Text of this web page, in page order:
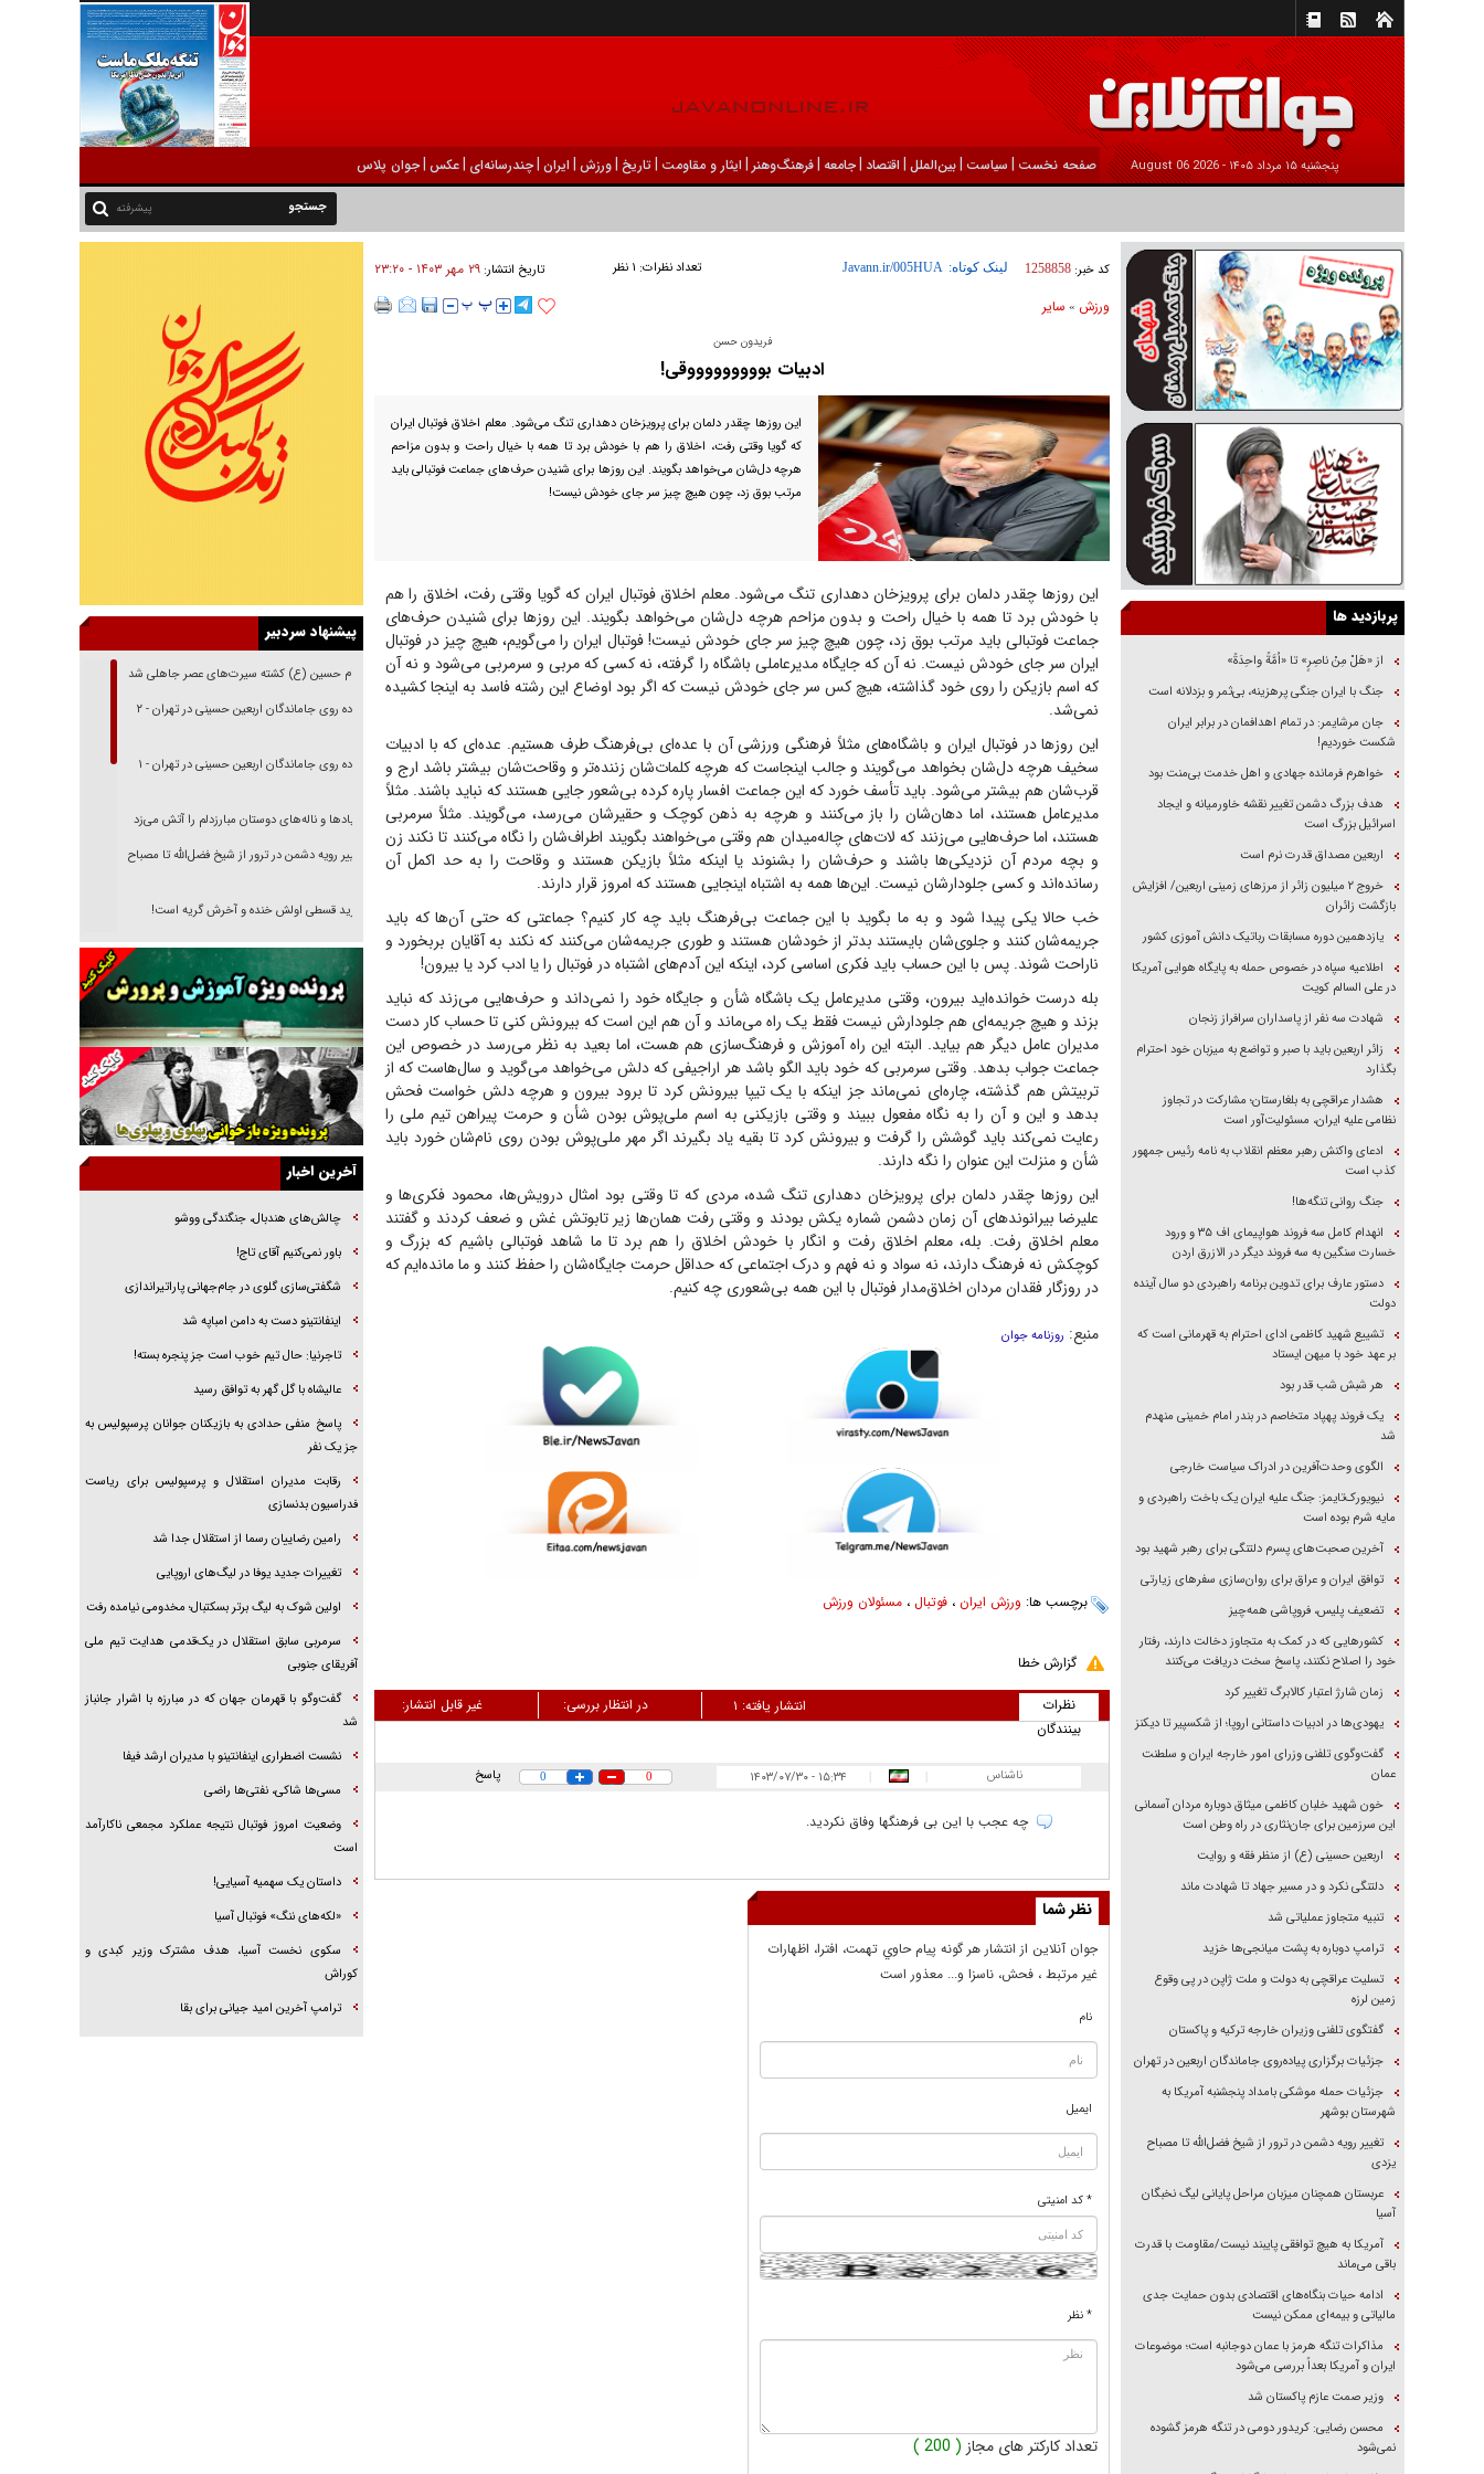
پنجشنبه ۱۵ مرداد ۱۴۰۵ - 2026 August 06 صفحه نخست | سیاست |بين‌الملل | اقتصاد |جامعه |فرهنگ‌و‌هنر | ایثار و مقاومت |تاریخ |ورزش | ايران |چندرسانه‌ای |عکس |جوان پلاس
پیشرفته
کد خبر: 1258858 لینک کوتاه: تعداد نظرات: ۱ نظر تاریخ انتشار:۲۹ مهر ۱۴۰۳ - ۲۳:۲۰
ورزش » ساير
فریدون حسن
ادبیات بوووووووووقی!
این روز‌ها چقدر دلمان برای پرویزخان دهداری تنگ می‌شود. معلم اخلاق فوتبال ایران
که گویا وقتی رفت، اخلاق را هم با خودش برد تا همه با خیال راحت و بدون مزاحم
هرچه دل‌شان می‌خواهد بگویند. این روز‌ها برای شنیدن حرف‌های جماعت فوتبالی باید
مرتب بوق زد، چون هیچ چیز سر جای خودش نیست!
این روز‌ها چقدر دلمان برای پرویزخان دهداری تنگ می‌شود. معلم اخلاق فوتبال ایران که گویا وقتی رفت، اخلاق را هم
با خودش برد تا همه با خیال راحت و بدون مزاحم هرچه دل‌شان می‌خواهد بگویند. این روز‌ها برای شنیدن حرف‌های
جماعت فوتبالی باید مرتب بوق زد، چون هیچ چیز سر جای خودش نیست! فوتبال ایران را می‌گویم، هیچ چیز در فوتبال
ایران سر جای خودش نیست. نه آن که جایگاه مدیرعاملی باشگاه را گرفته، نه کسی که مربی و سرمربی می‌شود و نه آن
که اسم بازیکن را روی خود گذاشته، هیچ کس سر جای خودش نیست که اگر بود اوضاع این رشته فاسد به اینجا کشیده
نمی‌شد.
این روز‌ها در فوتبال ایران و باشگاه‌های مثلاً فرهنگی ورزشی آن با عده‌ای بی‌فرهنگ طرف هستیم. عده‌ای که با ادبیات
سخیف هرچه د‌ل‌شان بخواهد می‌گویند و جالب اینجاست که هرچه کلمات‌شان زننده‌تر و وقاحت‌شان بیشتر باشد ارج و
قرب‌شان هم بیشتر می‌شود. باید تأسف خورد که این جماعت افسار پاره کرده بی‌شعور جایی هستند که نباید باشند. مثلاً
مدیرعامل هستند، اما دهان‌شان را باز می‌کنند و هرچه به ذهن کوچک و حقیرشان می‌رسد، می‌گویند. مثلاً سرمربی
هستند، اما حرف‌هایی می‌زنند که لات‌های چاله‌میدان هم وقتی می‌خواهند بگویند اطراف‌شان را نگاه می‌کنند تا نکند زن
و بچه مردم آن نزدیکی‌ها باشند و حرف‌شان را بشنوند یا اینکه مثلاً بازیکن هستند و وقاحت را به حد اکمل آن
رسانده‌اند و کسی جلودارشان نیست. این‌ها همه به اشتباه اینجایی هستند که امروز قرار دارند.
خب حالا یکی پیدا شود و به ما بگوید با این جماعت بی‌فرهنگ باید چه کار کنیم؟ جماعتی که حتی آن‌ها که باید
جریمه‌شان کنند و جلوی‌شان بایستند بدتر از خودشان هستند و طوری جریمه‌شان می‌کنند که نکند به آقایان بربخورد و
ناراحت شوند. پس با این حساب باید فکری اساسی کرد، اینکه این آدم‌های اشتباه در فوتبال را یا ادب کرد یا بیرون!
بله درست خوانده‌اید بیرون، وقتی مدیرعامل یک باشگاه شأن و جایگاه خود را نمی‌داند و حرف‌هایی می‌زند که نباید
بزند و هیچ جریمه‌ای هم جلودارش نیست فقط یک راه می‌ماند و آن هم این است که بیرونش کنی تا حساب کار دست
مدیران عامل دیگر هم بیاید. البته این راه آموزش و فرهنگ‌سازی هم هست، اما بعید به نظر می‌رسد در خصوص این
جماعت جواب بدهد. وقتی سرمربی که خود باید الگو باشد هر اراجیفی که دلش می‌خواهد می‌گوید و سال‌هاست که از
تربیتش هم گذشته، چاره‌ای نمی‌ماند جز اینکه با یک تیپا بیرونش کرد تا برود بیرون و هرچه دلش خواست فحش
بدهد و این و آن را به نگاه مفعول ببیند و وقتی بازیکنی به اسم ملی‌پوش بودن شأن و حرمت پیراهن تیم ملی را
رعایت نمی‌کند باید گوشش را گرفت و بیرونش کرد تا بقیه یاد بگیرند اگر مهر ملی‌پوش بودن روی نام‌شان خورد باید
شأن و منزلت این عنوان را نگه دارند.
این روز‌ها چقدر دلمان برای پرویزخان دهداری تنگ شده، مردی که تا وقتی بود امثال درویش‌ها، محمود فکری‌ها و
علیرضا بیرانوند‌های آن زمان دشمن شماره یکش بودند و وقتی رفت همان‌ها زیر تابوتش غش و ضعف کردند و گفتند
معلم اخلاق رفت. بله، معلم اخلاق رفت و انگار با خودش اخلاق را هم برد تا ما شاهد فوتبالی باشیم که بزرگ و
کوچکش نه فرهنگ دارند، نه سواد و نه فهم و درک اجتماعی که حداقل حرمت جایگاه‌شان را حفظ کنند و ما مانده‌ایم که
در روزگار فقدان مردان اخلاق‌مدار فوتبال با این همه بی‌شعوری چه کنیم.
منبع: روزنامه جوان
برچسب ها: ورزش ایران ، فوتبال ، مسئولان ورزش
گزارش خطا
نظرات
بینندگان
غیر قابل انتشار: در انتظار بررسی: انتشار یافته: ۱
ناشناس |
| ۱۵:۳۴ - ۱۴۰۳/۰۷/۳۰ 0
0 پاسخ
چه عجب با این بی فرهنگها وفاق نکردید.
نظر شما
جوان آنلاين از انتشار هر گونه پيام حاوي تهمت، افترا، اظهارات
غير مرتبط ، فحش، ناسزا و... معذور است
نام
ایمیل
* کد امنیتی
* نظر
تعداد کارکتر های مجاز ( 200 )
پربازدید ها
از «هَلْ مِنْ ناصِرٍ» تا «اُمَّةً واحِدَةً»
جنگ با ایران جنگی پرهزینه، بی‌ثمر و بزدلانه است
جان مرشایمر: در تمام اهدافمان در برابر ایران
شکست خوردیم!
خواهرم فرمانده جهادی و اهل خدمت بی‌منت بود
هدف بزرگ دشمن تغییر نقشه خاورمیانه و ایجاد
اسرائیل بزرگ است
اربعین مصداق قدرت نرم است
‌خروج ۲ میلیون زائر از مرز‌های زمینی اربعین/ افزایش
بازگشت زائران
یازدهمین دوره مسابقات رباتیک دانش آموزی کشور
اطلاعیه سپاه در خصوص حمله به پایگاه هوایی آمریکا
در علی السالم کویت
شهادت سه نفر از پاسداران سرافراز زنجان
زائر اربعین باید با صبر و تواضع به میزبان خود احترام
بگذارد
هشدار عراقچی به بلغارستان؛ مشارکت در تجاوز
نظامی علیه ایران، مسئولیت‌آور است
ادعای واکنش رهبر معظم انقلاب به نامه رئیس جمهور
کذب است
جنگ روانی تنگه‌ها!
انهدام کامل سه فروند هواپیمای اف ۳۵ و ورود
خسارت سنگین به سه فروند دیگر در الازرق اردن
دستور عارف برای تدوین برنامه راهبردی دو سال آینده
دولت
تشییع شهید کاظمی ادای احترام به قهرمانی است که
بر عهد خود با میهن ایستاد
هر شبش شب قدر بود
یک فروند پهپاد متخاصم در بندر امام خمینی منهدم
شد
الگوی وحدت‌آفرین در ادراک سیاست خارجی
نیویورک‌تایمز: جنگ علیه ایران یک باخت راهبردی و
مایه شرم بوده است
آخرین صحبت‌های پسرم دلتنگی برای رهبر شهید بود
توافق ایران و عراق برای روان‌سازی سفر‌های زیارتی
تضعیف پلیس، فروپاشی همه‌چیز
کشور‌هایی که در کمک به متجاوز دخالت دارند، رفتار
خود را اصلاح نکنند، پاسخ سخت دریافت می‌کنند
زمان شارژ اعتبار کالابرگ تغییر کرد
یهودی‌ها در ادبیات داستانی اروپا؛ از شکسپیر تا دیکنز
گفت‌وگوی تلفنی وزرای امور خارجه ایران و سلطنت
عمان
خون شهید خلبان کاظمی میثاق دوباره مردان آسمانی
این سرزمین برای جان‌نثاری در راه وطن است
اربعین حسینی (ع) از منظر فقه و روایت
دلتنگی نکرد و در مسیر جهاد تا شهادت ماند
تنبیه متجاوز عملیاتی شد
ترامپ دوباره به پشت میانجی‌ها خزید
تسلیت عراقچی به دولت و ملت ژاپن در پی وقوع
زمین لرزه
گفتگوی تلفنی وزیران خارجه ترکیه و پاکستان
جزئیات برگزاری پیاده‌روی جاماندگان اربعین در تهران
جزئیات حمله موشکی بامداد پنجشنبه آمریکا به
شهرستان بوشهر
تغییر رویه دشمن در ترور از شیخ فضل‌الله تا مصباح
یزدی
عربستان همچنان میزبان مراحل پایانی لیگ نخبگان
آسیا
آمریکا به هیچ توافقی پایبند نیست/مقاومت با قدرت
باقی می‌ماند
ادامه حیات بنگاه‌های اقتصادی بدون حمایت جدی
مالیاتی و بیمه‌ای ممکن نیست
مذاکرات تنگه هرمز با عمان دوجانبه است؛ موضوعات
ایران و آمریکا بعداً بررسی می‌شود
وزیر صمت عازم پاکستان شد
محسن رضایی: کریدور دومی در تنگه هرمز گشوده
نمی‌شود
پیشنهاد سردبیر
امام حسین (ع) کشته سیرت‌های عصر جاهلی شد
پیاده روی جاماندگان اربعین حسینی در تهران - ۲
پیاده روی جاماندگان اربعین حسینی در تهران - ۱
فریاد‌ها و ناله‌های دوستان مبارزدلم را آتش می‌زد
تغییر رویه دشمن در ترور از شیخ فضل‌الله تا مصباح
خرید قسطی اولش خنده و آخرش گریه است!
فوتبال و آن «بالا»!
راهبرد غافلگیری با نسل جدید پهپاد‌ها
جنجال پزشکان تقلبی در صنعت زیبایی
یهودی‌ها در ادبیات داستانی اروپا؛ از شکسپیر تا
دیکنز
گفت‌وگو با خواهر یکی از شهدای جنگ رمضان/
خواهرم فرمانده جهادی و اهل خدمت بی‌منت بود
جزئیات شکنجه‌هایم فراتر از آن است که در بیان
بگنجد!
گزارش «جوان» از قوانین سخت‌گیرانه ۶ قاره در
نقشه راه آینده غرب آسیا
گفت‌و‌گو اختصاصی با همسر فرمانده شهید حزب‌الله
لبنان/ هر شبش شب قدر بود
آخرین اخبار
چالش‌های هندبال، جنگندگی ووشو
باور نمی‌کنیم آقای تاج!
شگفتی‌سازی گلوی در جام‌جهانی پاراتیراندازی
اینفانتینو دست به دامن امباپه شد
تاجرنیا: حال تیم خوب است جز پنجره بسته!
عالیشاه با گل گهر به توافق رسید
پاسخ منفی حدادی به بازیکنان جوانان پرسپولیس به
جز یک نفر
رقابت مدیران استقلال و پرسپولیس برای ریاست
فدراسیون بدنسازی
رامین رضاییان رسما از استقلال جدا شد
تغییرات جدید یوفا در لیگ‌های اروپایی
اولین شوک به لیگ برتر بسکتبال؛ مخدومی نیامده رفت
سرمربی سابق استقلال در یک‌قدمی هدایت تیم ملی
آفریقای جنوبی
گفت‌وگو با قهرمان جهان که در مبارزه با اشرار جانباز
شد
نشست اضطراری اینفانتینو با مدیران ارشد فیفا
مسی‌ها شاکی، نفتی‌ها راضی
وضعیت امروز فوتبال نتیجه عملکرد مجمعی ناکارآمد
است
داستان یک سهمیه آسیایی!
«لکه‌های ننگ» فوتبال آسیا
سکوی نخست آسیا، هدف مشترک وزیر کبدی و
کوراش
ترامپ آخرین امید جیانی برای بقا